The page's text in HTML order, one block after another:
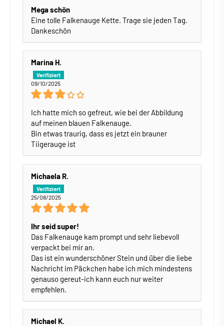
Mega schön
Eine tolle Falkenauge Kette. Trage sie jeden Tag.
Dankeschön
Marina H.
09/10/2025
Ich hatte mich so gefreut, wie bei der Abbildung
auf meinen blauen Falkenauge.
Bin etwas traurig, dass es jetzt ein brauner
Tiigerauge ist
Michaela R.
25/08/2025
Ihr seid super!
Das Falkenauge kam prompt und sehr liebevoll
verpackt bei mir an.
Das ist ein wunderschöner Stein und über die liebe
Nachricht im Päckchen habe ich mich mindestens
genauso gereut-ich kann euch nur weiter
empfehlen.
Michael K.